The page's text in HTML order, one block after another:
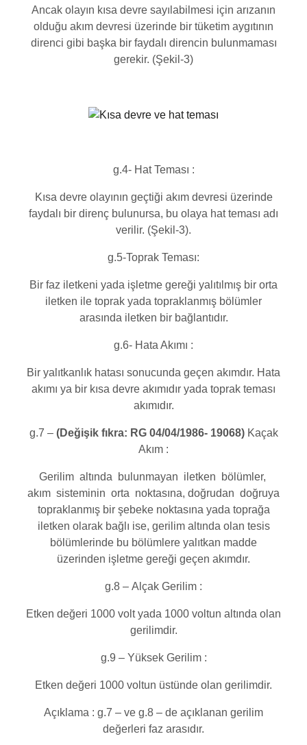
Ancak olayın kısa devre sayılabilmesi için arızanın
olduğu akım devresi üzerinde bir tüketim aygıtının
direnci gibi başka bir faydalı direncin bulunmaması
gerekir. (Şekil-3)
g.4- Hat Teması :
Kısa devre olayının geçtiği akım devresi üzerinde
faydalı bir direnç bulunursa, bu olaya hat teması adı
verilir. (Şekil-3).
g.5-Toprak Teması:
Bir faz iletkeni yada işletme gereği yalıtılmış bir orta
iletken ile toprak yada topraklanmış bölümler
arasında iletken bir bağlantıdır.
g.6- Hata Akımı :
Bir yalıtkanlık hatası sonucunda geçen akımdır. Hata
akımı ya bir kısa devre akımıdır yada toprak teması
akımıdır.
g.7 – (Değişik fıkra: RG 04/04/1986- 19068)Kaçak
Akım :
Gerilim altında bulunmayan iletken bölümler,
akım sisteminin orta noktasına, doğrudan doğruya
topraklanmış bir şebeke noktasına yada toprağa
iletken olarak bağlı ise, gerilim altında olan tesis
bölümlerinde bu bölümlere yalıtkan madde
üzerinden işletme gereği geçen akımdır.
g.8 – Alçak Gerilim :
Etken değeri 1000 volt yada 1000 voltun altında olan
gerilimdir.
g.9 – Yüksek Gerilim :
Etken değeri 1000 voltun üstünde olan gerilimdir.
Açıklama : g.7 – ve g.8 – de açıklanan gerilim
değerleri faz arasıdır.